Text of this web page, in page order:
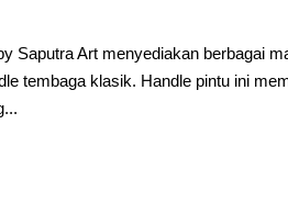
Saputra Art menyediakan berbagai
tembaga klasik. Handle pintu ini